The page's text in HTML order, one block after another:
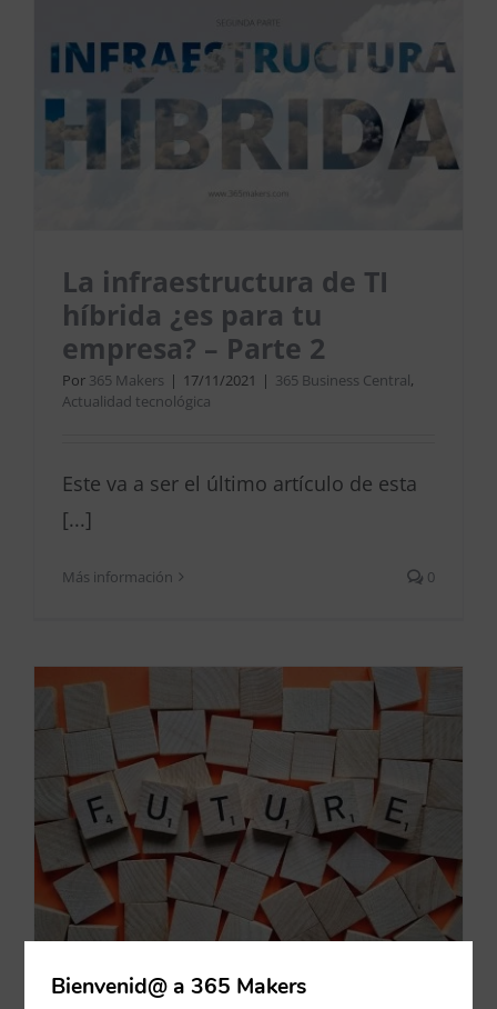
La infraestructura de TI
híbrida ¿es para tu
empresa? – Parte 2
Por 365 Makers | 17/11/2021 | 365 Business Central,
Actualidad tecnológica
Este va a ser el último artículo de esta
[...]
Más información 0
Bienvenid@ a 365 Makers